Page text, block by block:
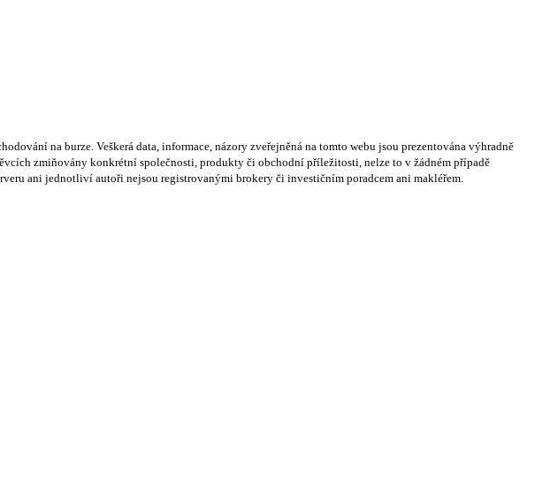
na burze. Veškerá data, informace, názory zveřejněná na tomto webu jsou prezentována výhradně
zmiňovány konkrétní společnosti, produkty či obchodní příležitosti, nelze to v žádném případě
ani jednotliví autoři nejsou registrovanými brokery či investičním poradcem ani makléřem.